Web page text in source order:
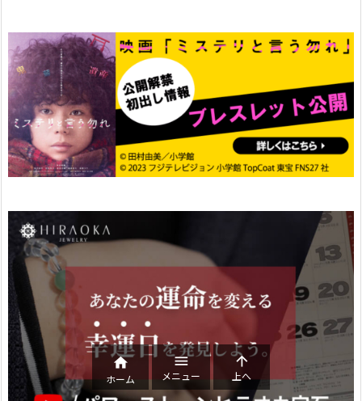

ホーム

メニュー

上へ